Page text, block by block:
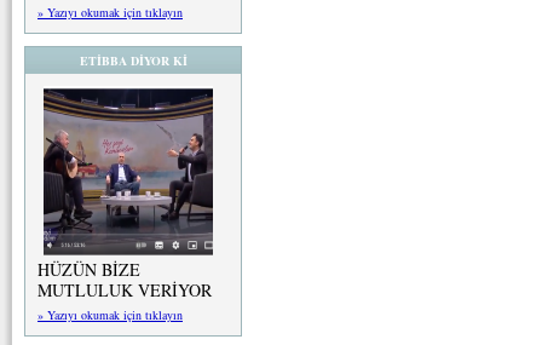
» Yazıyı okumak için tıklayın
ETİBBA DİYOR Kİ
HÜZÜN BİZE
MUTLULUK VERİYOR
» Yazıyı okumak için tıklayın